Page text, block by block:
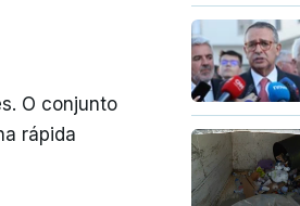
O conjunto
rápida